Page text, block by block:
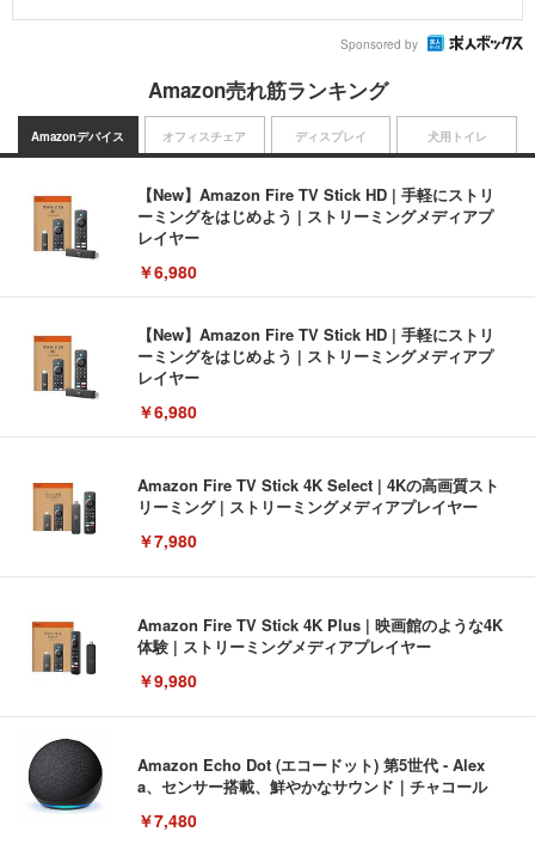
Sponsored by
Amazon売れ筋ランキング
Amazonデバイス
【New】Amazon Fire TV Stick HD | 手軽にストリ
ーミングをはじめよう | ストリーミングメディアプ
レイヤー
￥6,980
【New】Amazon Fire TV Stick HD | 手軽にストリ
ーミングをはじめよう | ストリーミングメディアプ
レイヤー
￥6,980
Amazon Fire TV Stick 4K Select | 4Kの高画質スト
リーミング | ストリーミングメディアプレイヤー
￥7,980
Amazon Fire TV Stick 4K Plus | 映画館のような4K
体験 | ストリーミングメディアプレイヤー
￥9,980
Amazon Echo Dot (エコードット) 第5世代 - Alex
a、センサー搭載、鮮やかなサウンド｜チャコール
￥7,480
オフィスチェア ディスプレイ 犬用トイレ